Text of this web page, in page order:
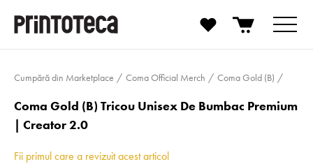
Cumpără din Marketplace Coma Official Merch Coma Gold (B)
Coma Gold (B) Tricou Unisex De Bumbac Premium
| Creator 2.0
Fii primul care a revizuit acest articol